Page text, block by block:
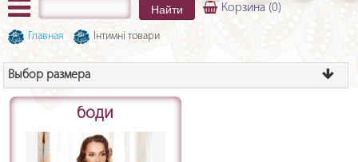
Найти Корзина(0)
Главная Інтимні товари
Выбор размера
боди